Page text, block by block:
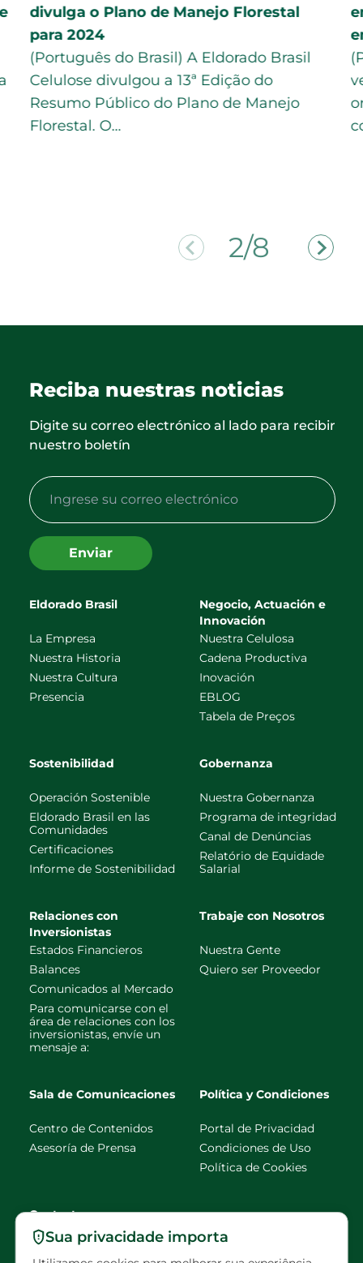
Sua privacidade importa
divulga o Plano de Manejo Florestal
para 2024
(Português do Brasil) A Eldorado Brasil
Celulose divulgou a 13ª Edição do
Resumo Público do Plano de Manejo
Florestal. O…
2/8
Reciba nuestras noticias
Digite su correo electrónico al lado para recibir
nuestro boletín
Enviar
Eldorado Brasil
La Empresa
Nuestra Historia
Nuestra Cultura
Presencia
Negocio, Actuación e
Innovación
Nuestra Celulosa
Cadena Productiva
Inovación
EBLOG
Tabela de Preços
Sostenibilidad
Operación Sostenible
Eldorado Brasil en las
Comunidades
Certificaciones
Informe de Sostenibilidad
Gobernanza
Nuestra Gobernanza
Programa de integridad
Canal de Denúncias
Relatório de Equidade
Salarial
Relaciones con
Inversionistas
Estados Financieros
Balances
Comunicados al Mercado
Para comunicarse con el
área de relaciones con los
inversionistas, envíe un
mensaje a:
Trabaje con Nosotros
Nuestra Gente
Quiero ser Proveedor
Sala de Comunicaciones
Centro de Contenidos
Asesoría de Prensa
Política y Condiciones
Portal de Privacidad
Condiciones de Uso
Política de Cookies
Contacto
faleconosco@eldorado